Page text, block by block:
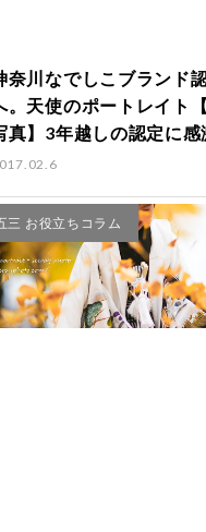
奈川なでしこブランド
。天使のポートレイト
真】3年越しの認定に感
して…
三 お役立ちコラム